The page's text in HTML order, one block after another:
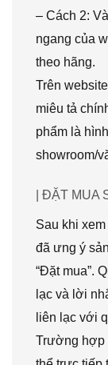
– Cách 2:
ngang của
theo hãng.
Trên
miêu tả
phẩm là
showroom/
| ĐẶT MUA
Sau khi
đã ưng ý
“Đặt mua”.
lạc và lời
liên lạc với
Trường hợp